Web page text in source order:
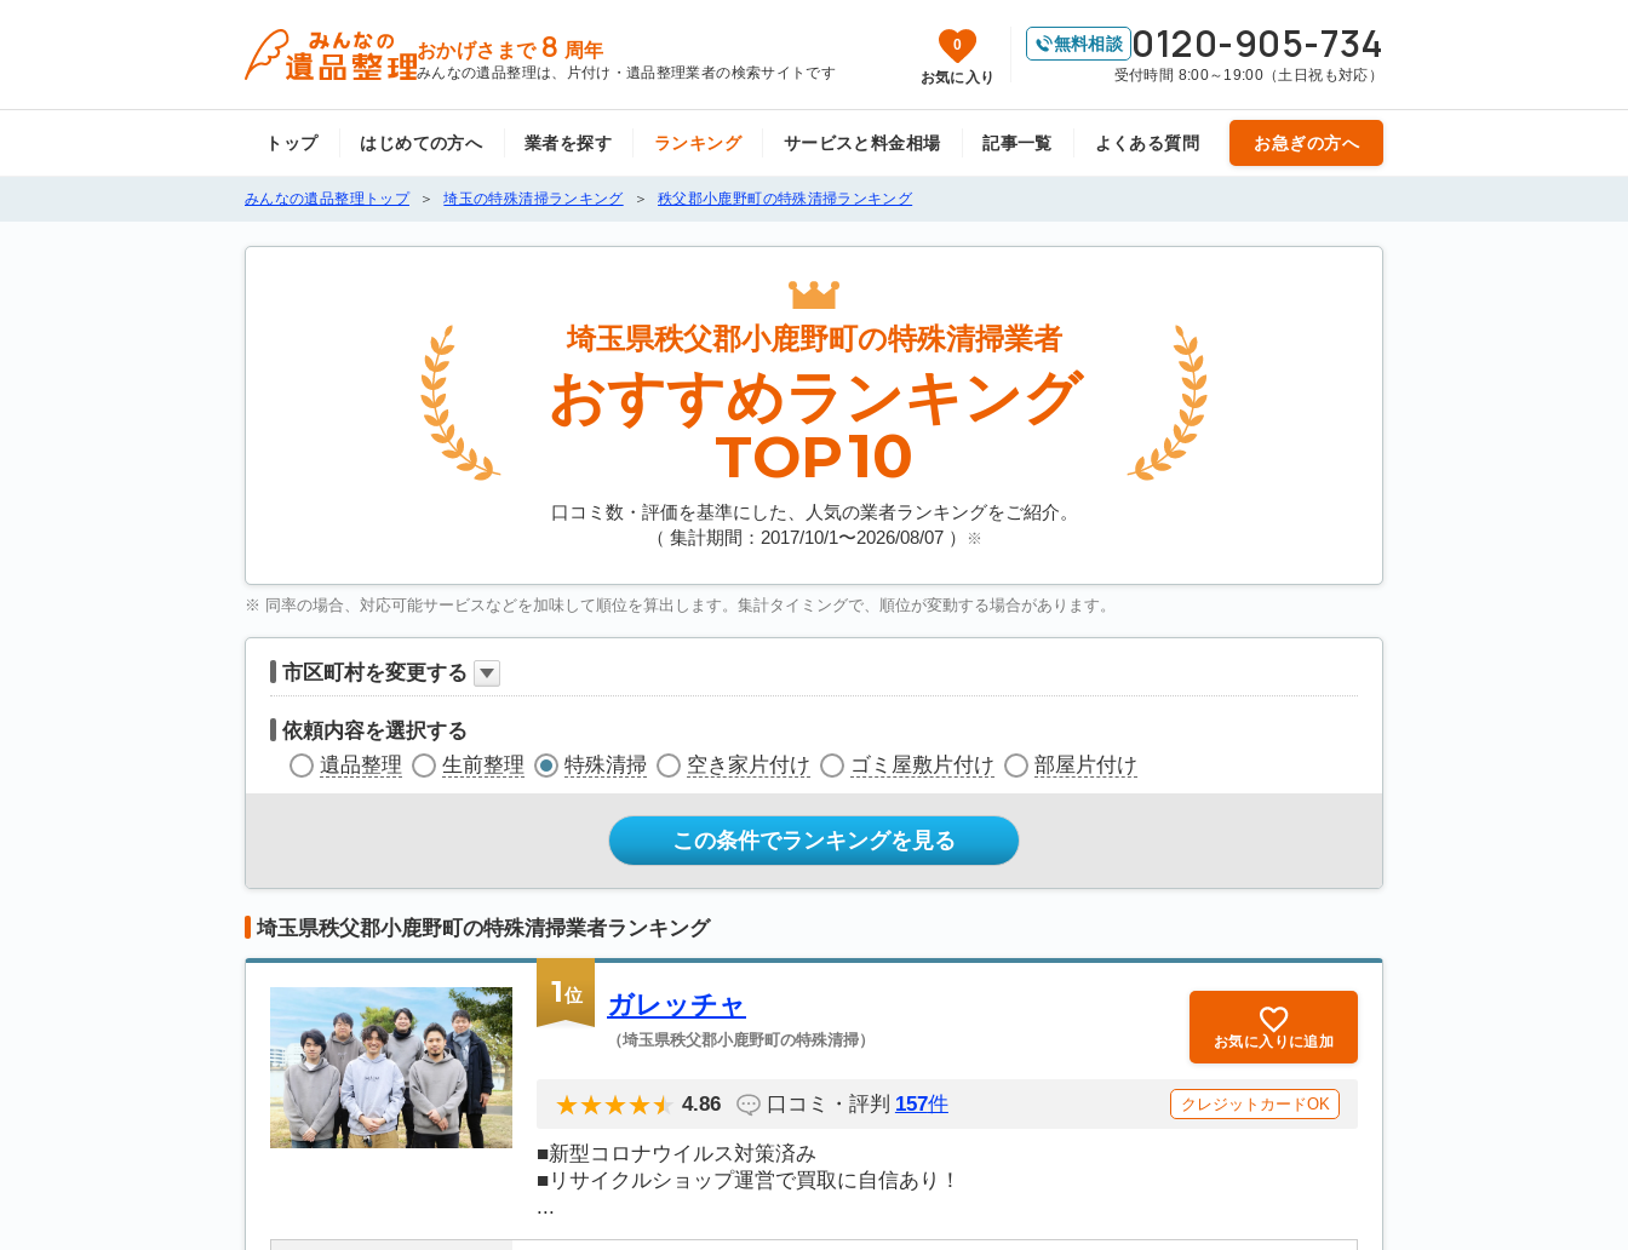
おかげさまで 8 周年
みんなの遺品整理は、片付け・遺品整理業者の検索サイトです
0
お気に入り
無料相談 0120-905-734
受付時間 8:00～19:00（土日祝も対応）
トップ はじめての方へ 業者を探す ランキング サービスと料金相場 記事一覧 よくある質問 お急ぎの方へ
みんなの遺品整理トップ 埼玉の特殊清掃ランキング 秩父郡小鹿野町の特殊清掃ランキング
埼玉県秩父郡小鹿野町の特殊清掃業者
おすすめランキング
TOP10
口コミ数・評価を基準にした、人気の業者ランキングをご紹介。
（ 集計期間：2017/10/1〜2026/08/07） ※
※ 同率の場合、対応可能サービスなどを加味して順位を算出します。集計タイミングで、順位が変動する場合があります。
市区町村を変更する
依頼内容を選択する
遺品整理
生前整理 特殊清掃 空き家片付け ゴミ屋敷片付け 部屋片付け
この条件でランキングを見る
埼玉県秩父郡小鹿野町の特殊清掃業者ランキング
1位 ガレッチャ
（埼玉県秩父郡小鹿野町の特殊清掃） お気に入りに追加
4.86 口コミ・評判 157件 クレジットカードOK
■新型コロナウイルス対策済み
■リサイクルショップ運営で買取に自信あり！
...